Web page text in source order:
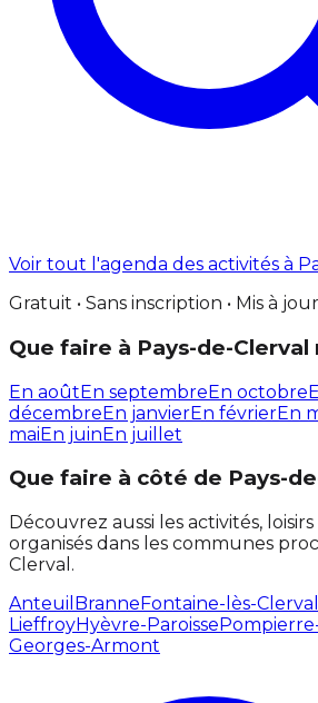
Voir tout l'agenda des activités à
Gratuit • Sans inscription • Mis à
Que faire à Pays-de-
En aoûtEn septembreEn octobre
décembreEn janvierEn févrierEn
maiEn juinEn juillet
Que faire à côté de Pays-
Découvrez aussi les activités,
organisés dans les communes
Clerval.
Anteuil BranneFontaine-lès-Clerval
LieffroyHyèvre-Paroisse
Georges-Armont